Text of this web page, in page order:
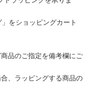
をショッピングカート
品のご指定を備考欄にご
、ラッピングする商品の